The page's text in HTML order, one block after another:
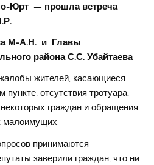
Юрт — прошла встреча
М-А.Н. и Главы
района С.С. Убайтаева
жителей, касающиеся
пункте, отсутствия тротуара,
граждан и обращения
малоимущих.
принимаются
заверили граждан, что ни